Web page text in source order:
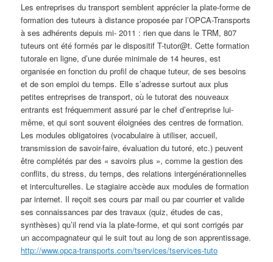
Les entreprises du transport semblent apprécier la plate-forme de
formation des tuteurs à distance proposée par l’OPCA-Transports
à ses adhérents depuis mi- 2011 : rien que dans le TRM, 807
tuteurs ont été formés par le dispositif T-tutor@t. Cette formation
tutorale en ligne, d’une durée minimale de 14 heures, est
organisée en fonction du profil de chaque tuteur, de ses besoins
et de son emploi du temps. Elle s’adresse surtout aux plus
petites entreprises de transport, où le tutorat des nouveaux
entrants est fréquemment assuré par le chef d’entreprise lui-
même, et qui sont souvent éloignées des centres de formation.
Les modules obligatoires (vocabulaire à utiliser, accueil,
transmission de savoir-faire, évaluation du tutoré, etc.) peuvent
être complétés par des « savoirs plus », comme la gestion des
conflits, du stress, du temps, des relations intergénérationnelles
et interculturelles. Le stagiaire accède aux modules de formation
par internet. Il reçoit ses cours par mail ou par courrier et valide
ses connaissances par des travaux (quiz, études de cas,
synthèses) qu’il rend via la plate-forme, et qui sont corrigés par
un accompagnateur qui le suit tout au long de son apprentissage.
http://www.opca-transports.com/tservices/tservices-tuto